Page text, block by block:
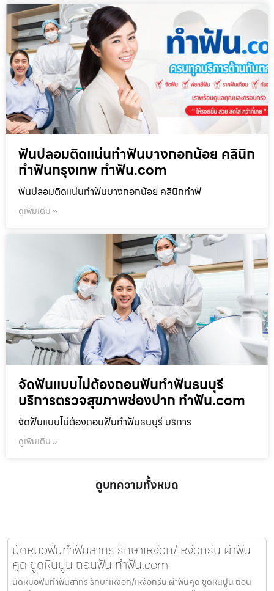
ฟันปลอมติดแน่นทำฟันบางกอกน้อย คลินิก
ทำฟันกรุงเทพ ทำฟัน.com
ฟันปลอมติดแน่นทำฟันบางกอกน้อย คลินิกทำฟั
ดูเพิ่มเติม »
จัดฟันแบบไม่ต้องถอนฟันทำฟันธนบุรี
บริการตรวจสุขภาพช่องปาก ทำฟัน.com
จัดฟันแบบไม่ต้องถอนฟันทำฟันธนบุรี บริการ
ดูเพิ่มเติม »
ดูบทความทั้งหมด
นัดหมอฟันทำฟันสาทร รักษาเหงือก/เหงือกร่น ผ่าฟัน
คุด ขูดหินปูน ถอนฟัน ทำฟัน.com
นัดหมอฟันทำฟันสาทร รักษาเหงือก/เหงือกร่น ผ่าฟันคุด ขูดหินปูน ถอน